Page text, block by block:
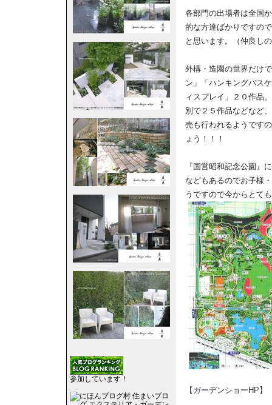
各部門の出場者は全国
的な方達ばかりですの
と思います。（仲良し
外構・造園の世界だけ
ン」「ハンキングバス
ィスプレイ」２０作品
別で２５作品などなど
売も行われるようです
ょう！！！
『国営昭和記念公園』
などもあるのでお子様
うですので今からとて
【ガーデンショーHP】
参加しています！